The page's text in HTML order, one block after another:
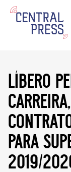
líbero
para
2019/